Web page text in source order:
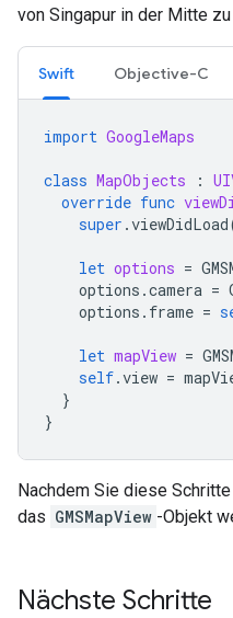
von Singapur in der Mitte
Swift Objective-C
import GoogleMaps
class MapObjects :
override func
super .viewDidLoad
let options =
options .camera =
options . frame =
let mapView =
self.view =
}
}
Nachdem Sie diese
das GMSMapView -Objekt
Nächste Schritte